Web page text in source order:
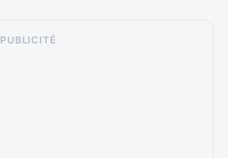
PUBLICITÉ